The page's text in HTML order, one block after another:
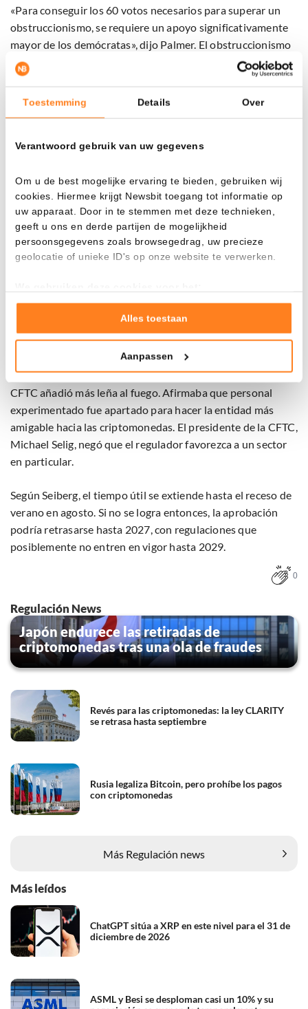
Toestemming Details Over
Verantwoord gebruik van uw gegevens
Om u de best mogelijke ervaring te bieden, gebruiken wij
cookies. Hiermee krijgt Newsbit toegang tot informatie op
uw apparaat. Door in te stemmen met deze technieken,
geeft u ons en derde partijen de mogelijkheid
persoonsgegevens zoals browsegedrag, uw precieze
geolocatie of unieke ID's op onze website te verwerken.
Goed laten functioneren van deze website
Verzamelen van gebruiksstatistieken
Tonen en meten van relevante advertenties
Klik hieronder om ons toestemming te geven om deze
maak gedetailleerde keuzes, waaronder het maken van
bezwaar tegen bedrijven die persoonsgegevens verwerken
op basis van gerechtvaardigd belang. U kunt uw privacy-
tekst 'cookies' te klikken onderaan de pagina. Voor meer
informatie: zie ons
Alles toestaan
Aanpassen
«Para conseguir los 60 votos necesarios para superar un
obstruccionismo, se requiere un apoyo significativamente
mayor de los demócratas», dijo Palmer. El obstruccionismo
es una táctica de demora que permite a una minoría en el
Senado bloquear una votación. Los republicanos tienen 53
escaños, por lo que se necesitan al menos siete demócratas
El banco de inversión TD Cowen ve que las posibilidades
para 2026 están disminuyendo. En una nota del 26 de
mayo, el director Jaret Seiberg escribió que el clima político
en torno a la ley está empeorando. Los demócratas quieren
primero reglas estrictas contra los conflictos de interés.
Esto apunta directamente a Trump. Las preocupaciones
giran en torno a la participación de su familia en el proyecto
criptográfico World Liberty Financial y en empresas de
mercados de predicción.
Una investigación del New York Times sobre el regulador
CFTC añadió más leña al fuego. Afirmaba que personal
experimentado fue apartado para hacer la entidad más
amigable hacia las criptomonedas. El presidente de la CFTC,
Michael Selig, negó que el regulador favorezca a un sector
en particular.
Según Seiberg, el tiempo útil se extiende hasta el receso de
verano en agosto. Si no se logra entonces, la aprobación
podría retrasarse hasta 2027, con regulaciones que
posiblemente no entren en vigor hasta 2029.
0
Regulación News
Japón endurece las retiradas de
criptomonedas tras una ola de fraudes
Revés para las criptomonedas: la ley CLARITY
se retrasa hasta septiembre
Rusia legaliza Bitcoin, pero prohíbe los pagos
con criptomonedas
Más Regulación news
Más leídos
ChatGPT sitúa a XRP en este nivel para el 31 de
diciembre de 2026
ASML y Besi se desploman casi un 10% y su